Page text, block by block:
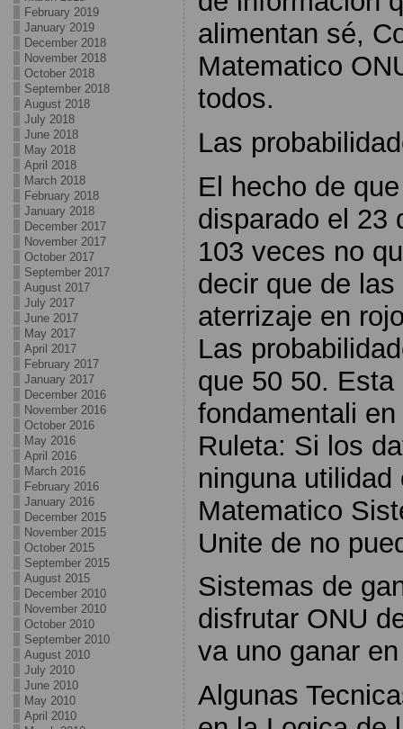
February 2019
January 2019
December 2018
November 2018
October 2018
September 2018
August 2018
July 2018
June 2018
May 2018
April 2018
March 2018
February 2018
January 2018
December 2017
November 2017
October 2017
September 2017
August 2017
July 2017
June 2017
May 2017
April 2017
February 2017
January 2017
December 2016
November 2016
October 2016
May 2016
April 2016
March 2016
February 2016
January 2016
December 2015
November 2015
October 2015
September 2015
August 2015
December 2010
November 2010
October 2010
September 2010
August 2010
July 2010
June 2010
May 2010
April 2010
alimentan sé,
Matematico
todos.
Las
El hecho de
disparado el 23
103 veces no
decir que de
aterrizaje en
Las
que 50 50.
fondamentali
Ruleta: Si los
ninguna
Matematico
Unite de no
Sistemas de
disfrutar ONU
va uno ganar
Algunas